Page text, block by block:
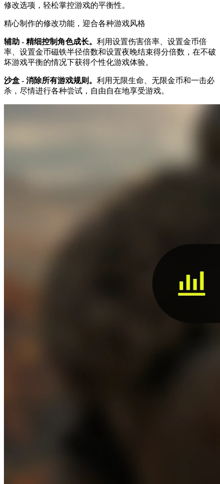
修改选项，轻松掌控游戏的平衡性。
精心制作的修改功能，迎合各种游戏风格
辅助 - 精细控制角色成长。 利用设置伤害倍率、设置金币倍
率、设置金币磁铁半径倍数和设置夜晚结束得分倍数，在不破
坏游戏平衡的情况下获得个性化游戏体验。
沙盒 - 消除所有游戏规则。 利用无限生命、无限金币和一击必
杀，尽情进行各种尝试，自由自在地享受游戏。